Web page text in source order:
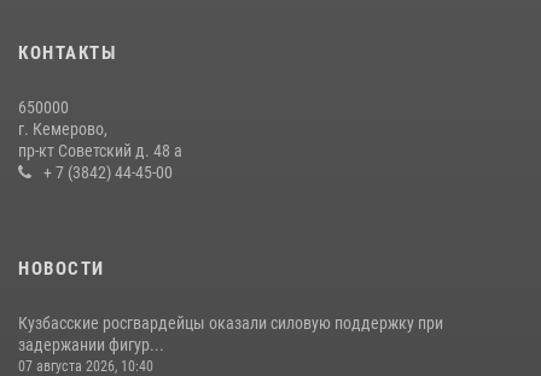
20 июля 2026, 10:54
с покупками
20 июля 2026, 08:52
КОНТАКТЫ
650000
г. Кемерово,
пр-кт Советский д. 48 а
+ 7 (3842) 44-45-00
НОВОСТИ
Кузбасские росгвардейцы оказали силовую поддержку при
задержании фигур...
07 августа 2026, 10:40